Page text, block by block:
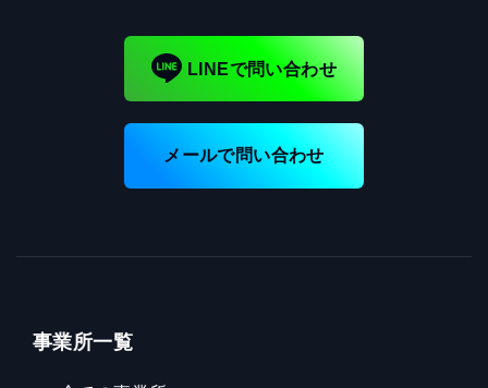
LINEで問い合わせ
メールで問い合わせ
事業所一覧